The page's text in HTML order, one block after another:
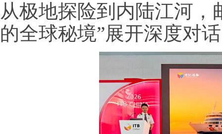
从极地探险到内陆江河
的全球秘境”展开深度对